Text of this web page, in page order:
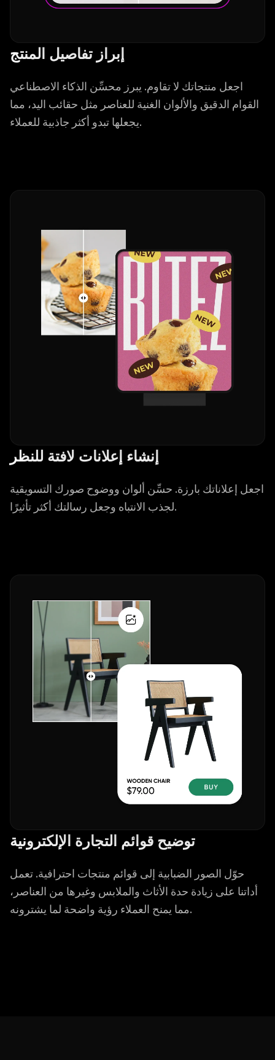
إبراز تفاصيل المنتج
اجعل منتجاتك لا تقاوم. يبرز محسِّن الذكاء الاصطناعي
القوام الدقيق والألوان الغنية للعناصر مثل حقائب اليد، مما
يجعلها تبدو أكثر جاذبية للعملاء.
إنشاء إعلانات لافتة للنظر
اجعل إعلاناتك بارزة. حسِّن ألوان ووضوح صورك التسويقية
لجذب الانتباه وجعل رسالتك أكثر تأثيرًا.
توضيح قوائم التجارة الإلكترونية
حوّل الصور الضبابية إلى قوائم منتجات احترافية. تعمل
أداتنا على زيادة حدة الأثاث والملابس وغيرها من العناصر،
مما يمنح العملاء رؤية واضحة لما يشترونه.